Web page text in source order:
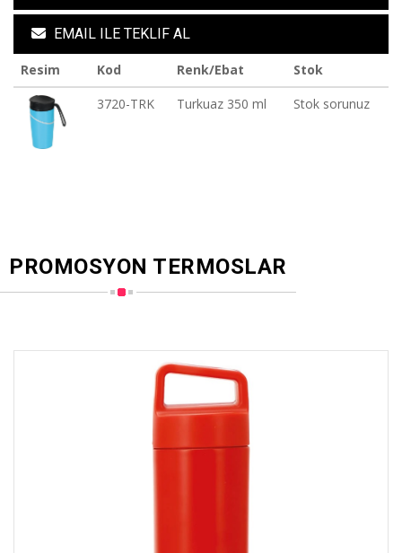
EMAIL ILE TEKLIF AL
Resim Kod Renk/Ebat
Stok
3720-TRK
Turkuaz 350 ml Stok sorunuz
PROMOSYON TERMOSLAR